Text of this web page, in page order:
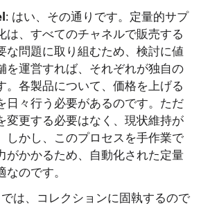
: はい、その通りです。定量的サプ
は、すべてのチャネルで販売する
な問題に取り組むため、検討に値
を運営すれば、それぞれが独自の
。各製品について、価格を上げる
日々行う必要があるのです。ただ
変更する必要はなく、現状維持が
しかし、このプロセスを手作業で
がかかるため、自動化された定量
のです。
は、コレクションに固執するので